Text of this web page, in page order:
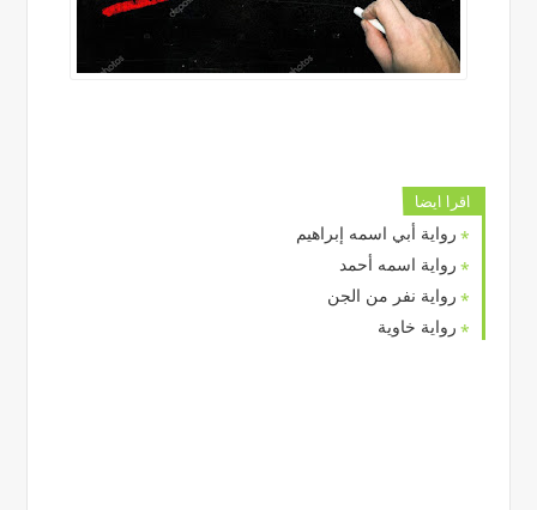
اقرا ايضا
رواية أبي اسمه إبراهيم
رواية اسمه أحمد
رواية نفر من الجن
رواية خاوية